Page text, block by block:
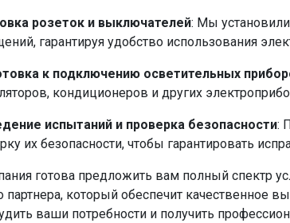
розеток и выключателей: Мы
гарантируя удобство использования
к подключению осветительных
кондиционеров и других
испытаний и проверка безопасности:
их безопасности, чтобы гарантировать
готова предложить вам полный спектр
партнера, который обеспечит качественное
ваши потребности и получить